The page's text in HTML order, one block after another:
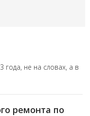
3 года, не на словах, а в
ремонта по